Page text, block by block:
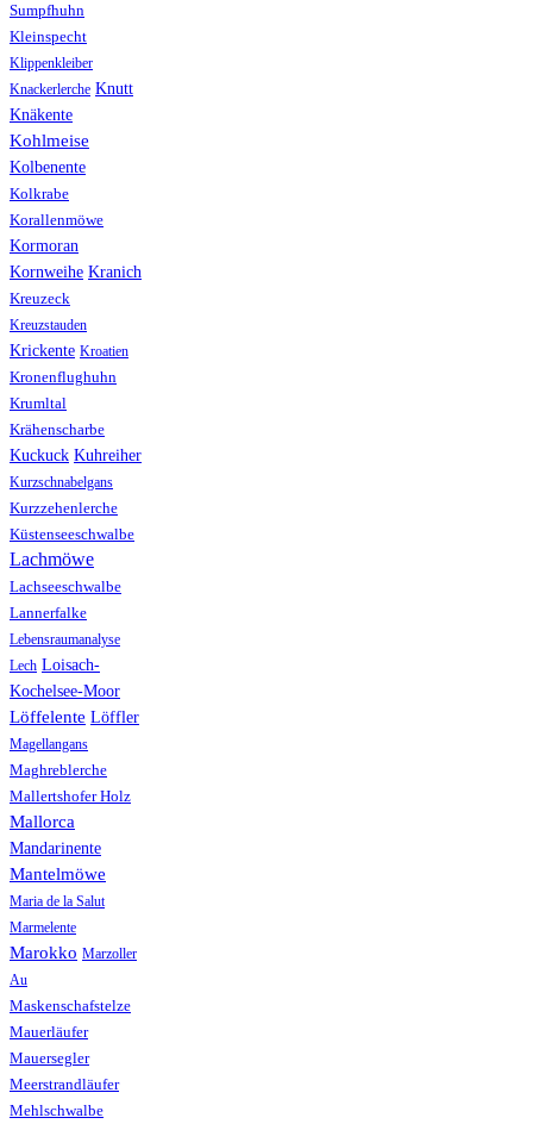
Sumpfhuhn
Kleinspecht
Klippenkleiber
Knackerlerche Knutt
Knäkente
Kohlmeise
Kolbenente
Kolkrabe
Korallenmöwe
Kormoran
Kornweihe Kranich
Kreuzeck
Kreuzstauden
Krickente Kroatien
Kronenflughuhn
Krumltal
Krähenscharbe
Kuckuck Kuhreiher
Kurzschnabelgans
Kurzzehenlerche
Küstenseeschwalbe
Lachmöwe
Lachseeschwalbe
Lannerfalke
Lebensraumanalyse
Lech Loisach-
Kochelsee-Moor
Löffelente Löffler
Magellangans
Maghreblerche
Mallertshofer Holz
Mallorca
Mandarinente
Mantelmöwe
Maria de la Salut
Marmelente
Marokko Marzoller
Au
Maskenschafstelze
Mauerläufer
Mauersegler
Meerstrandläufer
Mehlschwalbe